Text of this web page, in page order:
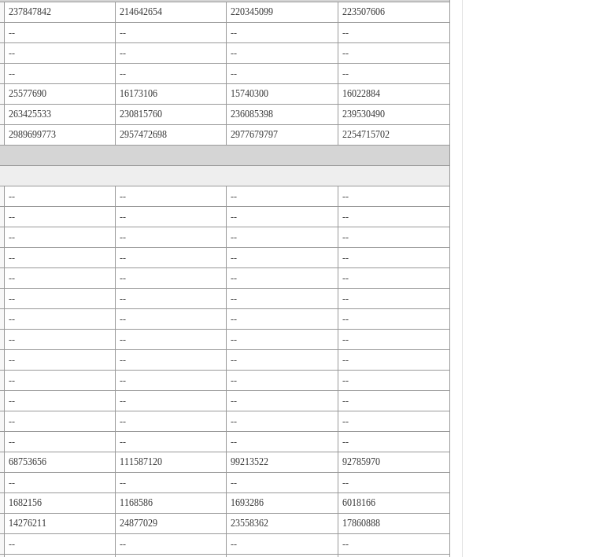
237847842 214642654 220345099
223507606
-- -- --
--
-- -- --
--
-- -- --
--
25577690 16173106 15740300
16022884
263425533 230815760 236085398
239530490
2989699773 2957472698 2977679797
2254715702
-- -- --
--
-- -- --
--
-- -- --
--
-- -- --
--
-- -- --
--
-- -- --
--
-- -- --
--
-- -- --
--
-- -- --
--
-- -- --
--
-- -- --
--
-- -- --
--
-- -- --
--
68753656 111587120 99213522
92785970
-- -- --
--
1682156 1168586 1693286
6018166
14276211 24877029 23558362
17860888
-- -- --
--